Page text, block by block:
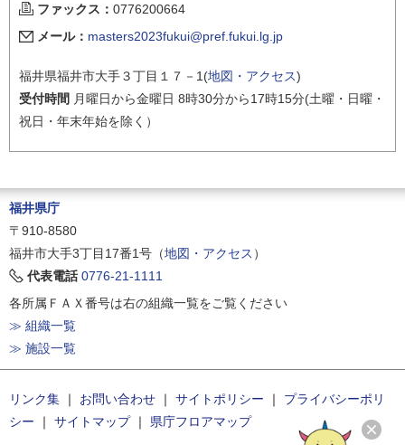
ファックス： 0776200664
メール： masters2023fukui@pref.fukui.lg.jp
福井県福井市大手３丁目１７－1(地図・アクセス)
受付時間 月曜日から金曜日 8時30分から17時15分(土曜・日曜・
祝日・年末年始を除く）
福井県庁
〒910-8580
福井市大手3丁目17番1号（地図・アクセス ）
代表電話 0776-21-1111
各所属ＦＡＸ番号は右の組織一覧をご覧ください
≫ 組織一覧
≫ 施設一覧
リンク集 ｜ お問い合わせ ｜ サイトポリシー ｜
プライバシーポリ
シー ｜ サイトマップ｜ 県庁フロアマップ